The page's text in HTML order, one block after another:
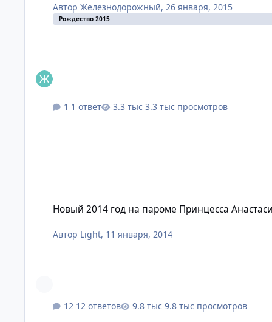
АвторЖелезнодорожный, 26 января, 2015
Рождество 2015
1 ответ 3.3 тыс просмотров
Новый 2014 год на пароме Принцесса
Автор Light, 11 января, 2014
12 ответов 9.8 тыс просмотров